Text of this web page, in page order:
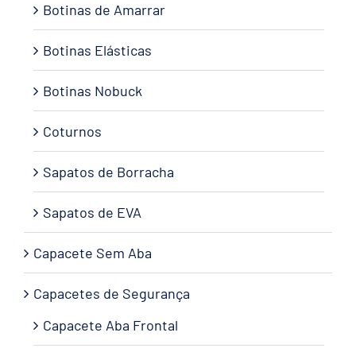
Botinas de Amarrar
Botinas Elásticas
Botinas Nobuck
Coturnos
Sapatos de Borracha
Sapatos de EVA
Capacete Sem Aba
Capacetes de Segurança
Capacete Aba Frontal